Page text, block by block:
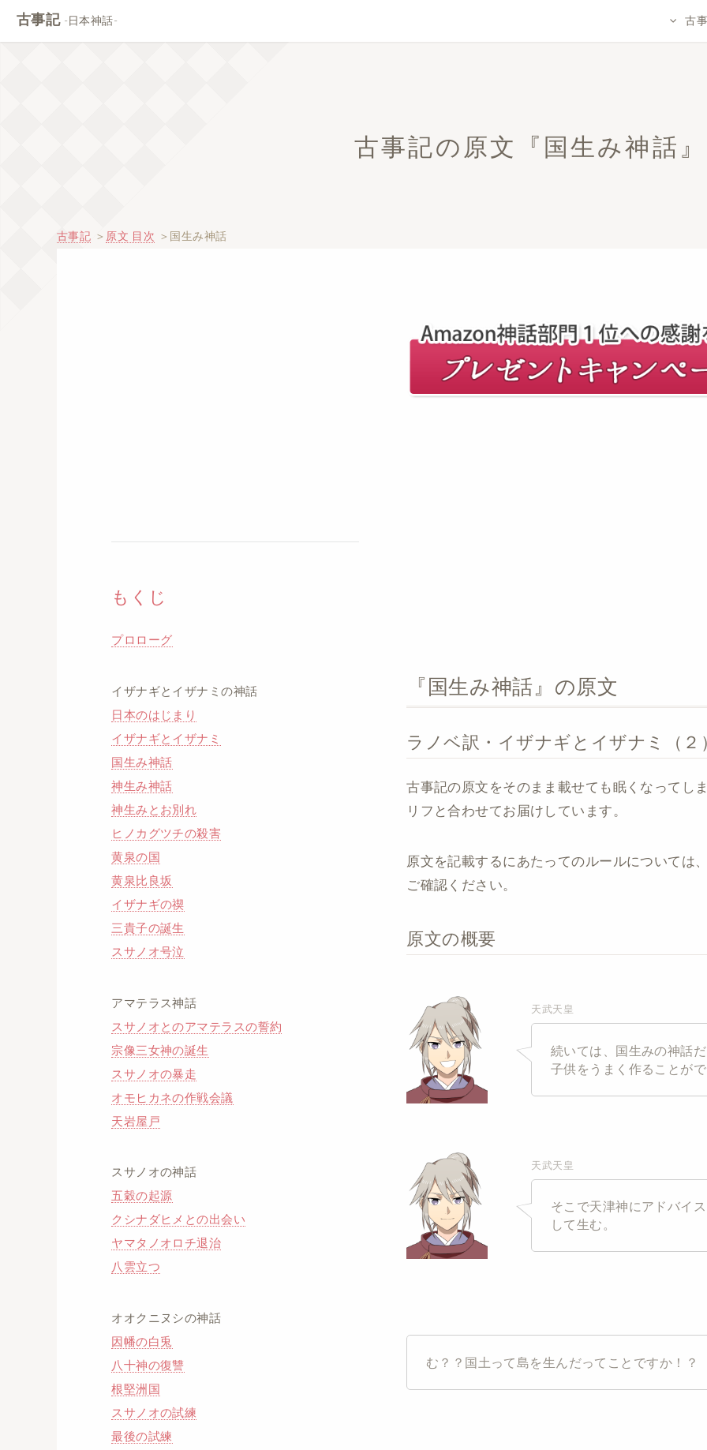
古事記 -日本神話- 古
古事記の原文『国生み神話』
古事記 原文 目次 国生み神話
もくじ
プロローグ
イザナギとイザナミの神話
日本のはじまり
イザナギとイザナミ
国生み神話
神生み神話
神生みとお別れ
ヒノカグツチの殺害
黄泉の国
黄泉比良坂
イザナギの禊
三貴子の誕生
スサノオ号泣
アマテラス神話
スサノオとのアマテラスの誓約
宗像三女神の誕生
スサノオの暴走
オモヒカネの作戦会議
天岩屋戸
スサノオの神話
五穀の起源
クシナダヒメとの出会い
ヤマタノオロチ退治
八雲立つ
オオクニヌシの神話
因幡の白兎
八十神の復讐
根堅洲国
スサノオの試練
最後の試練
『国生み神話』の原文
ラノベ訳・イザナギとイザナミ（２
古事記の原文をそのまま載せても眠くなってし
リフと合わせてお届けしています。
原文を記載するにあたってのルールについては
ご確認ください。
原文の概要
天武天皇
続いては、国生みの神話
子供をうまく作ることが
天武天皇
そこで天津神にアドバイ
して生む。
む？？国土って島を生んだってことですか！？